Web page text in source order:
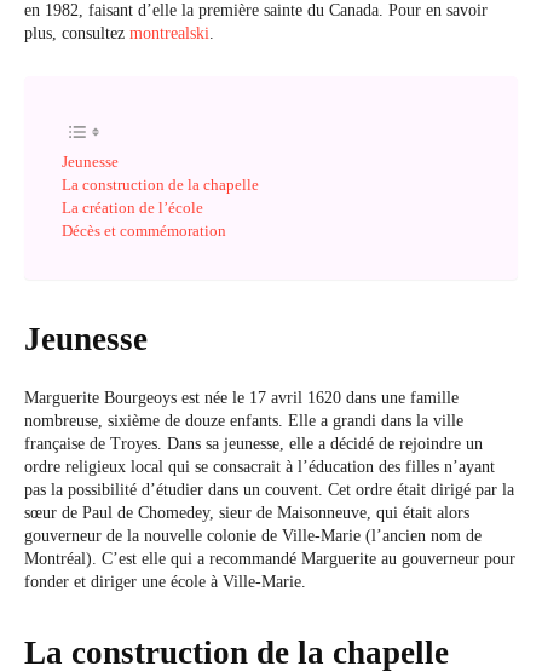
en 1982, faisant d’elle la première sainte du Canada. Pour en savoir
plus, consultez montrealski.
Jeunesse
La construction de la chapelle
La création de l’école
Décès et commémoration
Jeunesse
Marguerite Bourgeoys est née le 17 avril 1620 dans une famille
nombreuse, sixième de douze enfants. Elle a grandi dans la ville
française de Troyes. Dans sa jeunesse, elle a décidé de rejoindre un
ordre religieux local qui se consacrait à l’éducation des filles n’ayant
pas la possibilité d’étudier dans un couvent. Cet ordre était dirigé par la
sœur de Paul de Chomedey, sieur de Maisonneuve, qui était alors
gouverneur de la nouvelle colonie de Ville-Marie (l’ancien nom de
Montréal). C’est elle qui a recommandé Marguerite au gouverneur pour
fonder et diriger une école à Ville-Marie.
La construction de la chapelle